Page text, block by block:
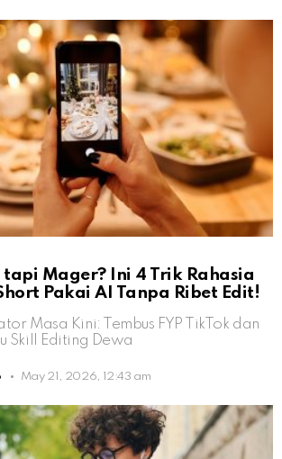
tapi Mager? Ini 4 Trik Rahasia
Pakai AI Tanpa Ribet Edit!
Masa Kini: Tembus FYP TikTok dan
Skill Editing Dewa
May 21, 2026, 12:43 am